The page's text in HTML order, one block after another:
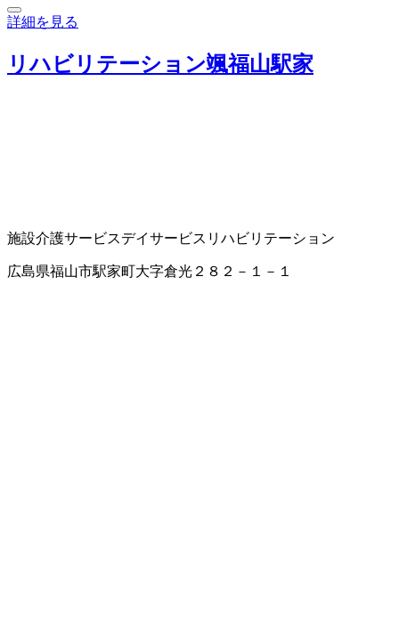
詳細を見る
リハビリテーション颯福山駅家
施設介護サービスデイサービス リハビリテーション
広島県福山市駅家町大字倉光２８２－１－１